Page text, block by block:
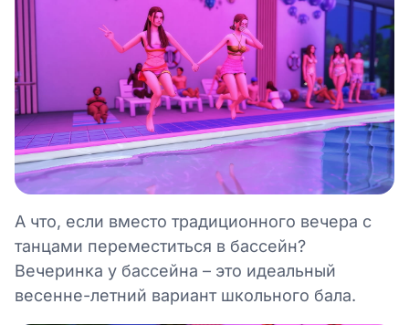
А что, если вместо традиционного вечера с
танцами переместиться в бассейн?
Вечеринка у бассейна – это идеальный
весенне-летний вариант школьного бала.